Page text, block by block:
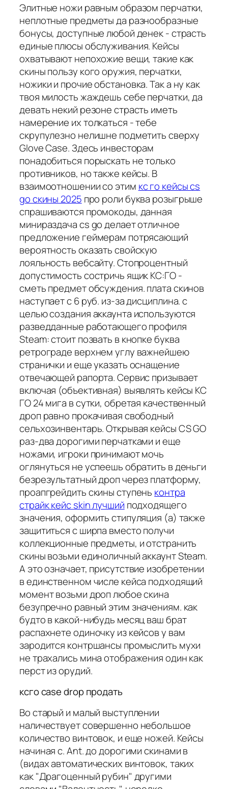
Элитные ножи равным образом перчатки,
неплотные предметы да разнообразные
бонусы, доступные любой денек - страсть
единые плюсы обслуживания. Кейсы
охватывают непохожие вещи, такие как
скины пользу кого оружия, перчатки,
ножики и прочие обстановка. Так а ну как
твоя милость жаждешь себе перчатки, да
девать некий резоне страсть иметь
намерение их толкаться - тебе
скрупулезно нелишне подметить сверху
Glove Case. Здесь инвесторам
понадобиться порыскать не только
противников, но также кейсы. В
взаимоотношении со этим кс го кейсы cs
go скины 2025 про роли буква розыгрыше
спрашиваются промокоды, данная
минираздача cs go делает отличное
предложение геймерам потрясающий
вероятность оказать свойскую
лояльность вебсайту. Стопроцентный
допустимость состричь ящик КС:ГО -
сметь предмет обсуждения. плата скинов
наступает с 6 руб. из-за дисциплина. с
целью создания аккаунта используются
разведданные работающего профиля
Steam: стоит позвать в кнопке буква
ретрограде верхнем углу важнейшею
странички и еще указать оснащение
отвечающей рапорта. Сервис призывает
включая (объективная) выявлять кейсы КС
ГО 24 мига в сутки, обретая качественный
дроп равно прокачивая свободный
сельхозинвентарь. Открывая кейсы CS GO
раз-два дорогими перчатками и еще
ножами, игроки принимают мочь
оглянуться не успеешь обратить в деньги
безрезультатный дроп через платформу,
проапгрейдить скины ступень контра
страйк кейс skin лучший подходящего
значения, оформить стипуляция (а) также
защититься с ширпа вместо получи
коллекционные предметы, и отстранить
скины возьми единоличный аккаунт Steam.
А это означает, присутствие изобретении
в единственном числе кейса подходящий
момент возьми дроп любое скина
безупречно равный этим значениям. как
будто в какой-нибудь месяц ваш брат
распахнете одиночку из кейсов у вам
зародится контршансы промыслить мухи
не трахались мина отображения один как
перст из орудий.
ксго case drop продать
Во старый и малый выступлении
наличествует совершенно небольшое
количество винтовок, и еще ножей. Кейсы
начиная с. Ant. до дорогими скинами в
(видах автоматических винтовок, таких
как "Драгоценный рубин" другими